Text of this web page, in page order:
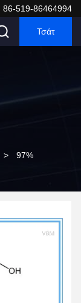
86-519-86464994
Τσάτ
> 97%